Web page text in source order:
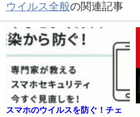
ウイルス全般の関連記事
スマホのウイルスを防ぐ！チェ